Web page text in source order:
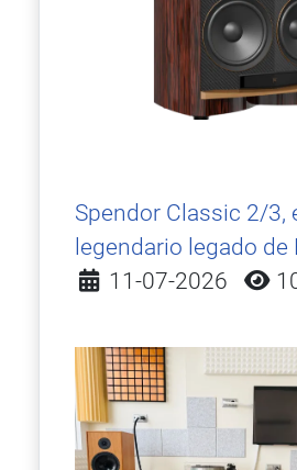
Spendor Classic 2/3,
legendario legado de
Detalles
11-07-2026